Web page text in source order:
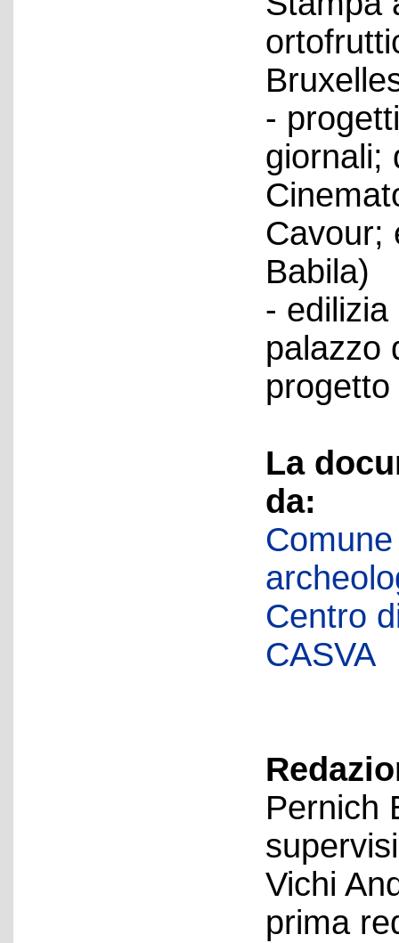
-
giornali;
Cavour;
Babila)
-
palazzo
La
da:
Centro
CASVA
Pernich
Vichi
prima